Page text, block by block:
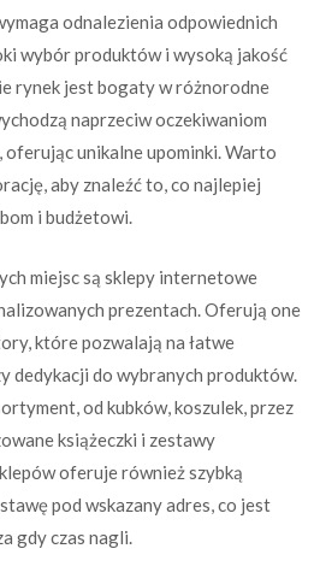
odnalezienia odpowiednich
wybór produktów i wysoką jakość
rynek jest bogaty w różnorodne
naprzeciw oczekiwaniom
unikalne upominki. Warto
aby znaleźć to, co najlepiej
i budżetowi.
miejsc są sklepy internetowe
prezentach. Oferują one
które pozwalają na łatwe
dedykacji do wybranych produktów.
od kubków, koszulek, przez
książeczki i zestawy
oferuje również szybką
pod wskazany adres, co jest
gdy czas nagli.